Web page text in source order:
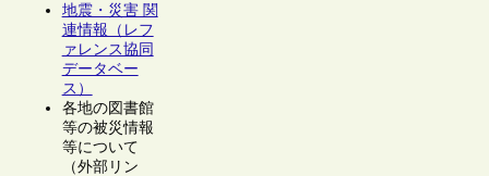
地震・災害 関
連情報（レフ
ァレンス協同
データベー
ス）
各地の図書館
等の被災情報
等について
（外部リン